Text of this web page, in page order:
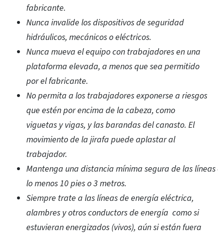
fabricante.
Nunca invalide los dispositivos de seguridad
hidráulicos, mecánicos o eléctricos.
Nunca mueva el equipo con trabajadores en una
plataforma elevada, a menos que sea permitido
por el fabricante.
No permita a los trabajadores exponerse a riesgos
que estén por encima de la cabeza, como
viguetas y vigas, y las barandas del canasto. El
movimiento de la jirafa puede aplastar al
trabajador.
Mantenga una distancia mínima segura de las
lo menos 10 pies o 3 metros.
Siempre trate a las líneas de energía eléctrica,
alambres y otros conductors de energía como si
estuvieran energizados (vivos), aún si están fuera